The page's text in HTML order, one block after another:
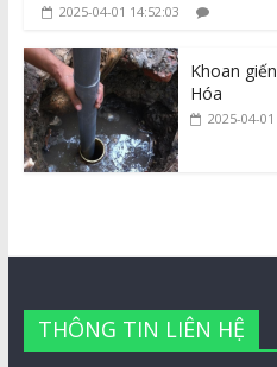
2025-04-01 14:52:03
Khoan
Hóa
2025-04-
THÔNG TIN LIÊN HỆ